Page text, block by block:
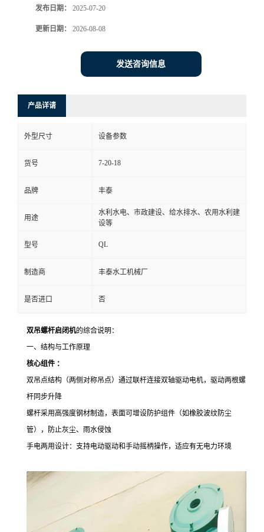
发布日期： 2025-07-20
更新日期： 2026-08-08
发送咨询信息
产品详请
外型尺寸 设备参数
货号 7-20-18
品牌 丰泰
用途
水利水电、市政建设、给水排水、农用水利建
设等
型号 QL
制造商 丰泰水工机械厂
是否进口 否
双吊螺杆启闭机的综合说明：
一、结构与工作原理
核心组件 ：
双吊点结构（两侧对称吊点）通过联杆连接双轴驱动电机，驱动两根螺
杆同步升降
螺杆采用高强度钢材制造，表面可增设防护组件（如橡胶波纹防尘
管），防止灰尘、雨水侵蚀
手电两用设计：支持电动驱动和手动摇柄操作，适应有无电力环境